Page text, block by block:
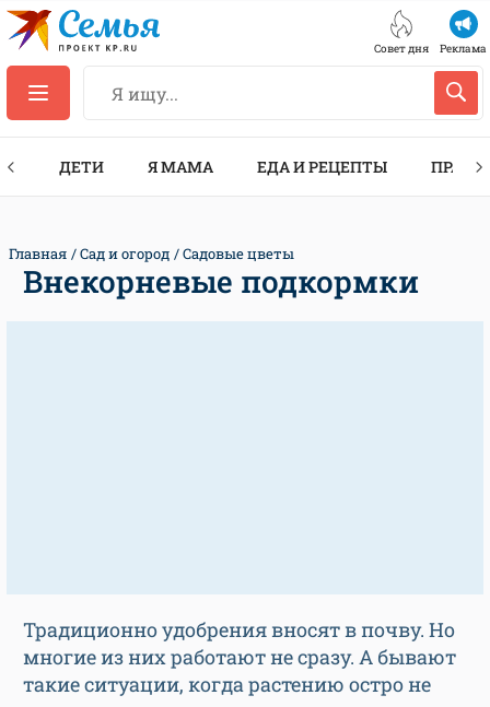
Совет дня Реклама
ДЕТИ Я МАМА ЕДА И РЕЦЕПТЫ
Главная Сад и огород Садовые цветы
Внекорневые подкормки
Традиционно удобрения вносят в почву. Но
многие из них работают не сразу. А бывают
такие ситуации, когда растению остро не